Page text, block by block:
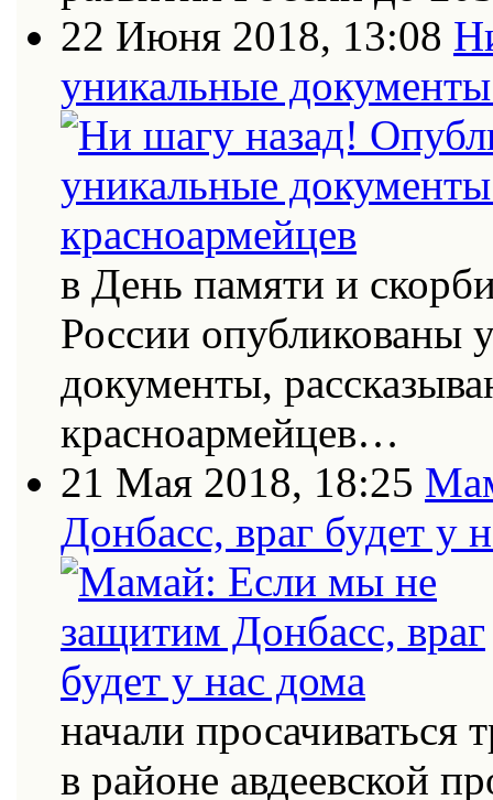
22 Июня 2018, 13:08
уникальные
в День памяти и
России опубликованы
документы,
красноармейцев…
21 Мая 2018, 18:25
Донбасс, враг будет у
начали
в районе авдеевской